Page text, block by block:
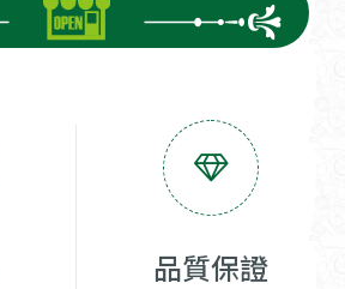
品質保證